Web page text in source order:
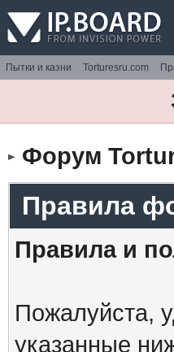
Пытки и казни Torturesru.com
Форум
Правила
Правила и
Пожалуйста,
указанные